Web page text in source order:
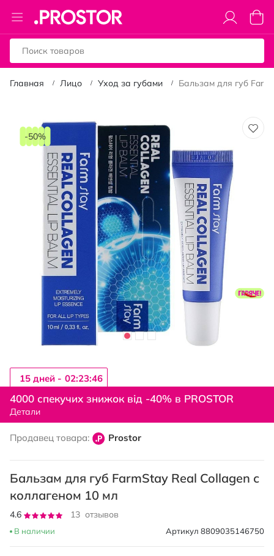
Toggle
Nav
Моя
Главная Лицо Уход за губами Бальзам для губ
Пропустить
перейти
галереям
изображений
-50%
Перейти
к
началу
галереи
4000 спекучих знижок від -40% в PROSTOR
Детали
15 дней - 02:23:45
Продавец товара: Prostor
Бальзам для губ FarmStay Real Collagen с
коллагеном 10 мл
Рейтинг:
4.6
13 отзывов
В наличии Артикул 8809035146750